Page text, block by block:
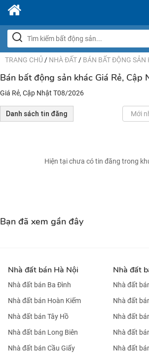
TRANG CHỦ / NHÀ ĐẤT / BÁN BẤT ĐỘNG SẢN
Bán bất động sản khác Giá Rẻ, Cập
Giá Rẻ, Cập Nhật T08/2026
Danh sách tin đăng Mới
Hiện tại chưa có tin đăng trong
Bạn đã xem gần đây
Nhà đất bán Hà Nội
Nhà đất bán Ba Đình
Nhà đất bán Hoàn Kiếm
Nhà đất bán Tây Hồ
Nhà đất bán Long Biên
Nhà đất bán Cầu Giấy
Nhà đất
Nhà đất
Nhà đất
Nhà đất
Nhà đất
Nhà đất